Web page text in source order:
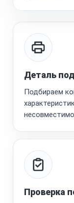
Деталь
Подбираем
Проверка